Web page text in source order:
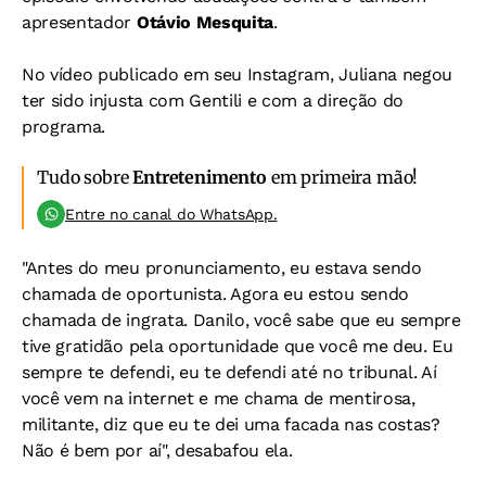
apresentador Otávio Mesquita.
No vídeo publicado em seu Instagram, Juliana negou
ter sido injusta com Gentili e com a direção do
programa.
Tudo sobreEntretenimento em primeira mão!
Entre no canal do WhatsApp.
"Antes do meu pronunciamento, eu estava sendo
chamada de oportunista. Agora eu estou sendo
chamada de ingrata. Danilo, você sabe que eu sempre
tive gratidão pela oportunidade que você me deu. Eu
sempre te defendi, eu te defendi até no tribunal. Aí
você vem na internet e me chama de mentirosa,
militante, diz que eu te dei uma facada nas costas?
Não é bem por aí",desabafou ela.